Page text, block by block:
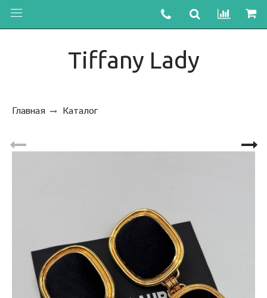
Tiffany Lady
Главная Каталог